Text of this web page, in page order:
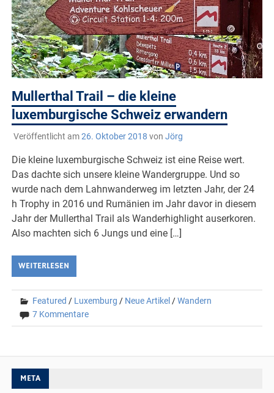
Mullerthal Trail – die kleine
luxemburgische Schweiz erwandern
Veröffentlicht am26. Oktober 2018 von Jörg
Die kleine luxemburgische Schweiz ist eine Reise wert.
Das dachte sich unsere kleine Wandergruppe. Und so
wurde nach dem Lahnwanderweg im letzten Jahr, der 24
h Trophy in 2016 und Rumänien im Jahr davor in diesem
Jahr der Mullerthal Trail als Wanderhighlight auserkoren.
Also machten sich 6 Jungs und eine […]
WEITERLESEN
Featured / Luxemburg / Neue Artikel /Wandern
7 Kommentare
META